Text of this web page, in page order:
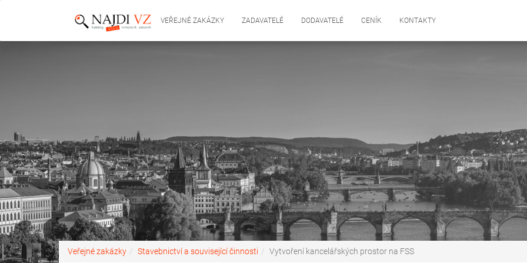
VEŘEJNÉ ZAKÁZKY ZADAVATELÉ DODAVATELÉ CENÍK KONTAKTY
Veřejné zakázky Stavebnictví a související činnosti Vytvoření kancelářských prostor na FSS